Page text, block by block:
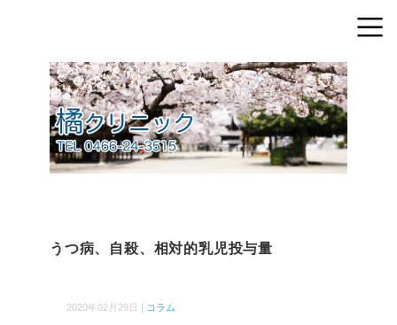
うつ病、自殺、相対的乳児投与量
2020年02月29日 | コラム